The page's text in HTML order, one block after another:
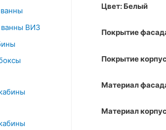
ВИЗ
Цвет: Белый
Покрытие
Покрытие
Материал
Материал